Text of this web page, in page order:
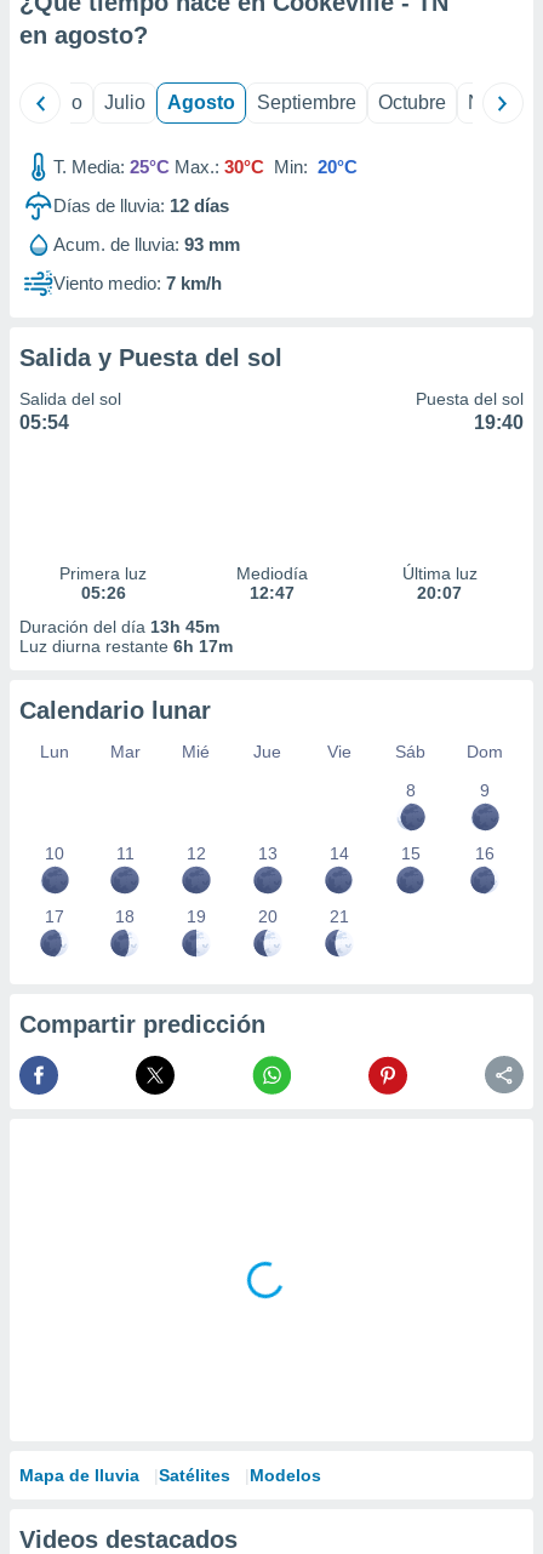
e
publicidad
publicidad
de
en agosto?
Junio Julio Agosto Septiembre Octubre
T. Media: 25°C Max.: 30°C Min: 20°C
Días de lluvia: 12 días
Acum. de lluvia: 93 mm
Viento medio: 7 km/h
Salida y Puesta del sol
Salida del sol
05:54
Puesta del sol
19:40
Primera luz
05:26
Mediodía
12:47
Última luz
20:07
Duración del día 13h 45m
Luz diurna restante 6h 17m
Calendario lunar
Lun Mar Mié Jue Vie Sáb
Dom
8
9
10 11 12 13 14 15 16
17 18 19 20 21
Compartir predicción
Mapa de lluvia Satélites Modelos
Videos destacados